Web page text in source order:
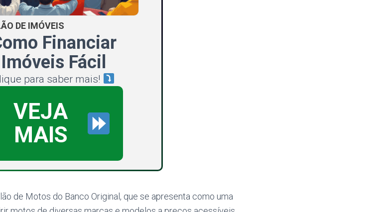
DE IMÓVEIS
Financiar
Imóveis Fácil
para saber mais!
VEJA
MAIS
de Motos do Banco Original, que se apresenta como uma